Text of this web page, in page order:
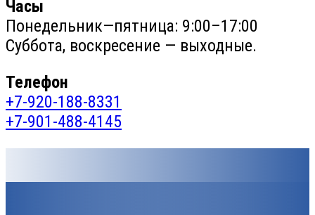
Часы
Понедельник—пятница: 9:00–17:00
Суббота, воскресение — выходные.
Телефон
+7-920-188-8331
+7-901-488-4145